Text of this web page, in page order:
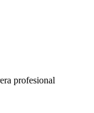
profesional